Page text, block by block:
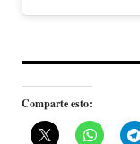
Comparte esto: